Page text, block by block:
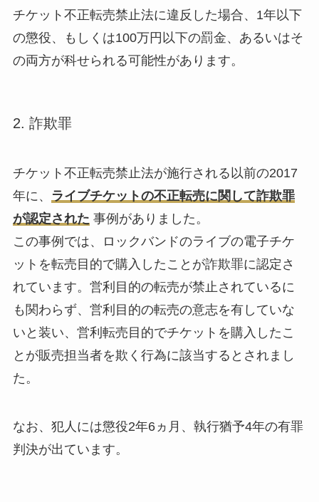
チケット不正転売禁止法に違反した場合、1年以下
の懲役、もしくは100万円以下の罰金、あるいはそ
の両方が科せられる可能性があります。
2. 詐欺罪
チケット不正転売禁止法が施行される以前の2017
年に、
ライブチケットの不正転売に関して詐欺罪
が認定された 事例がありました。
この事例では、ロックバンドのライブの電子チケ
ットを転売目的で購入したことが詐欺罪に認定さ
れています。営利目的の転売が禁止されているに
も関わらず、営利目的の転売の意志を有していな
いと装い、営利転売目的でチケットを購入したこ
とが販売担当者を欺く行為に該当するとされまし
た。
なお、犯人には懲役2年6ヵ月、執行猶予4年の有罪
判決が出ています。